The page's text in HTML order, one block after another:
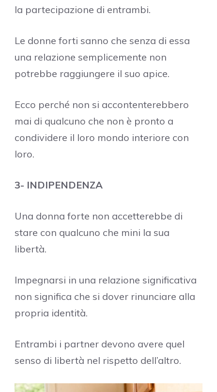
la partecipazione di entrambi.
Le donne forti sanno che senza di essa
una relazione semplicemente non
potrebbe raggiungere il suo apice.
Ecco perché non si accontenterebbero
mai di qualcuno che non è pronto a
condividere il loro mondo interiore con
loro.
3- INDIPENDENZA
Una donna forte non accetterebbe di
stare con qualcuno che mini la sua
libertà.
Impegnarsi in una relazione significativa
non significa che si dover rinunciare alla
propria identità.
Entrambi i partner devono avere quel
senso di libertà nel rispetto dell’altro.